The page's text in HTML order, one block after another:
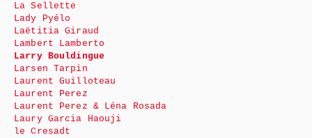
La Sellette
Lady Pyélo
Laëtitia Giraud
Lambert Lamberto
Larry Bouldingue
Larsen Tarpin
Laurent Guilloteau
Laurent Perez
Laurent Perez & Léna Rosada
Laury Garcia Haouji
le Cresadt